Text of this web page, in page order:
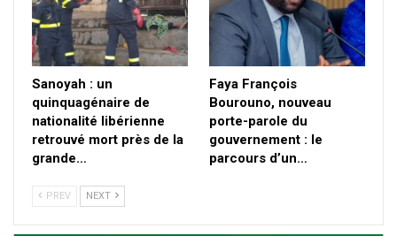
Sanoyah : un
quinquagénaire de
nationalité libérienne
retrouvé mort près de la
grande…
Faya François
Bourouno, nouveau
porte-parole du
gouvernement : le
parcours d’un…
PREV NEXT